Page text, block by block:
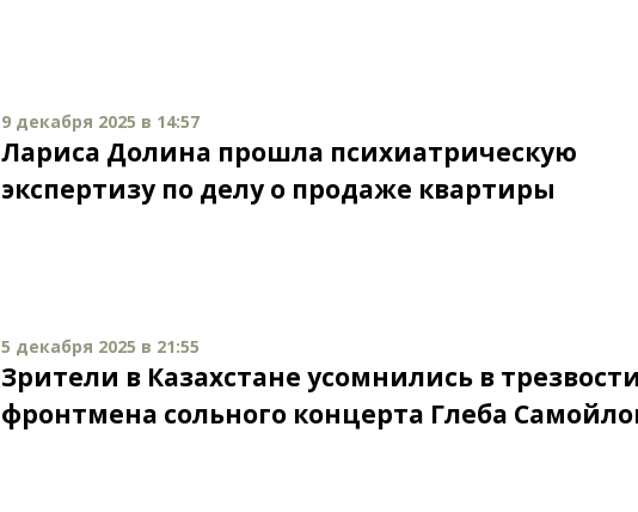
9 декабря 2025 в 14:57
Лариса Долина прошла психиатрическую
экспертизу по делу о продаже квартиры
5 декабря 2025 в 21:55
Зрители в Казахстане усомнились в
фронтмена сольного концерта Глеба